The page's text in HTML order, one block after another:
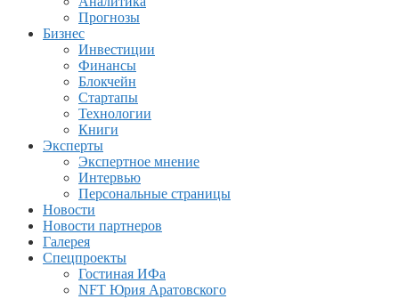
Прогнозы
Бизнес
Инвестиции
Финансы
Блокчейн
Стартапы
Технологии
Книги
Эксперты
Экспертное мнение
Интервью
Персональные страницы
Новости
Новости партнеров
Галерея
Спецпроекты
Гостиная ИФа
NFT Юрия Аратовского